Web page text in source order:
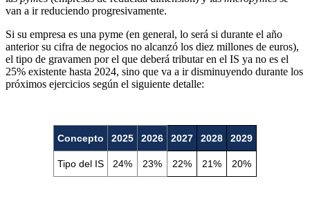
van a ir reduciendo progresivamente.
Si su empresa es una pyme (en general, lo será si durante el año
anterior su cifra de negocios no alcanzó los diez millones de euros),
el tipo de gravamen por el que deberá tributar en el IS ya no es el
25% existente hasta 2024, sino que va a ir disminuyendo durante los
próximos ejercicios según el siguiente detalle:
Concepto 2025 2026 2027 2028 2029
Tipo del IS 24% 23% 22% 21% 20%